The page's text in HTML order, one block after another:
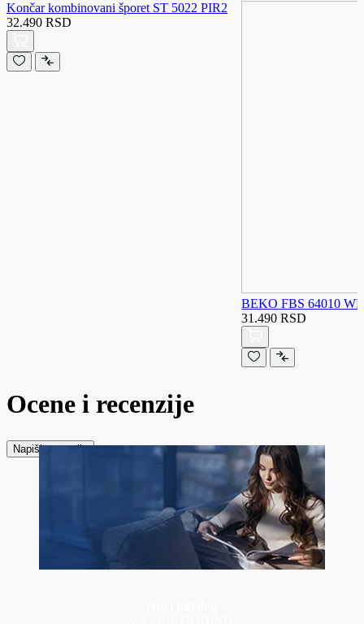
Končar kombinovani šporet ST 5022 PIR2
32.490 RSD
BEKO FBS 64010
31.490 RSD
Ocene i recenzije
Napiši recenziju